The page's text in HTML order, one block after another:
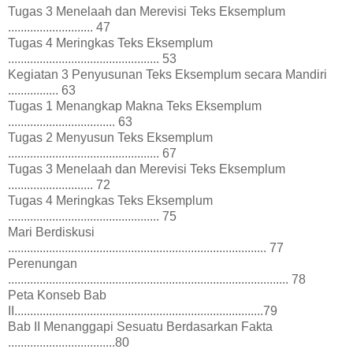
Tugas 3 Menelaah dan Merevisi Teks Eksemplum
........................... 47
Tugas 4 Meringkas Teks Eksemplum
................................................ 53
Kegiatan 3 Penyusunan Teks Eksemplum secara Mandiri
................ 63
Tugas 1 Menangkap Makna Teks Eksemplum
.................................. 63
Tugas 2 Menyusun Teks Eksemplum
................................................ 67
Tugas 3 Menelaah dan Merevisi Teks Eksemplum
........................... 72
Tugas 4 Meringkas Teks Eksemplum
................................................ 75
Mari Berdiskusi
.................................................................................. 77
Perenungan
......................................................................................... 78
Peta Konseb Bab
II...............................................................................79
Bab II Menanggapi Sesuatu Berdasarkan Fakta
..................................80